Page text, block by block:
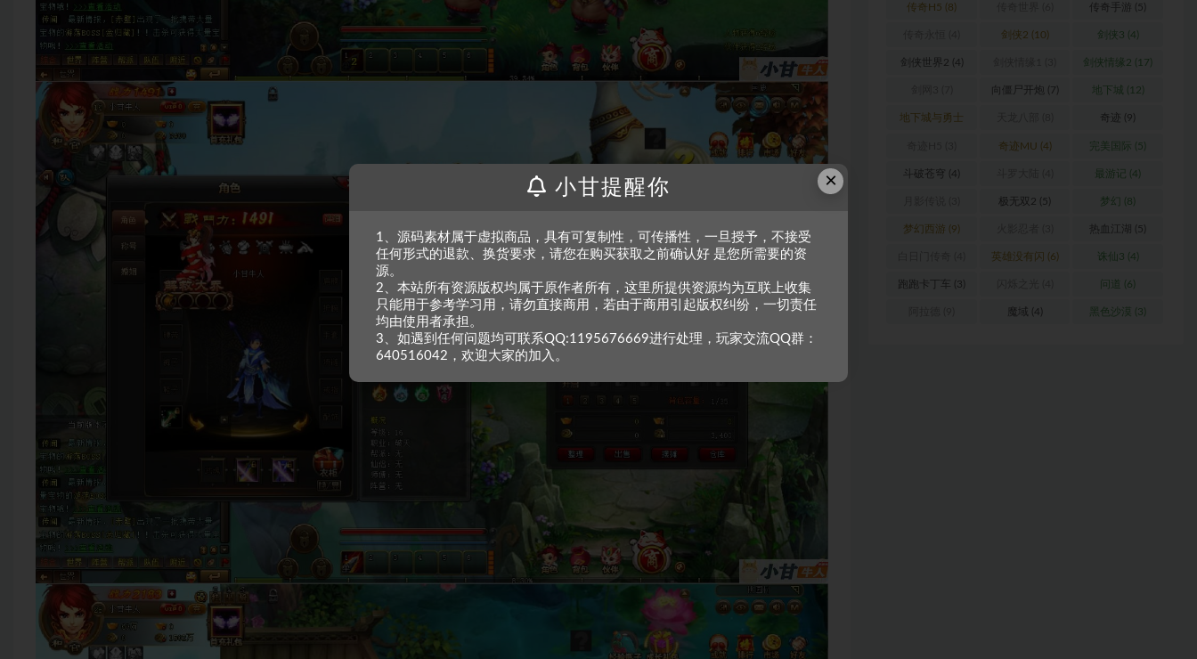
传奇H5 (8) 传奇手游 (5)
剑侠2 (10) 剑侠3 (4)
剑侠世界2 (4) 剑侠情缘2 (17)
向僵尸开炮 (7) 地下城 (12)
地下城与勇士 奇迹 (9)
奇迹MU (4) 完美国际 (5)
斗破苍穹 (4) 最游记 (4)
极无双2 (5) 梦幻 (8)
梦幻西游 (9) 热血江湖 (5)
英雄没有闪 (6) 诛仙3 (4)
跑跑卡丁车 (3) 问道 (6)
魔域 (4) 黑色沙漠 (3)
×
小甘提醒你
1、源码素材属于虚拟商品，具有可复制性，可传播性，一旦授予，不接受
任何形式的退款、换货要求，请您在购买获取之前确认好 是您所需要的资
源。
2、本站所有资源版权均属于原作者所有，这里所提供资源均为互联上收集
只能用于参考学习用，请勿直接商用，若由于商用引起版权纠纷，一切责任
均由使用者承担。
3、如遇到任何问题均可联系QQ:1195676669进行处理，玩家交流QQ群：
640516042，欢迎大家的加入。